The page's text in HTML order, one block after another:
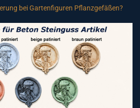
bei Gartenfiguren Pflanzgefäßen?